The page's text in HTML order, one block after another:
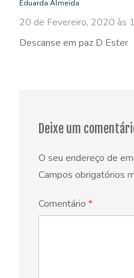
Eduarda Almeida
20 de Fevereiro, 2020 às
Descanse em paz D Ester
Deixe um
O seu endereço de
Campos obrigatórios
Comentário *